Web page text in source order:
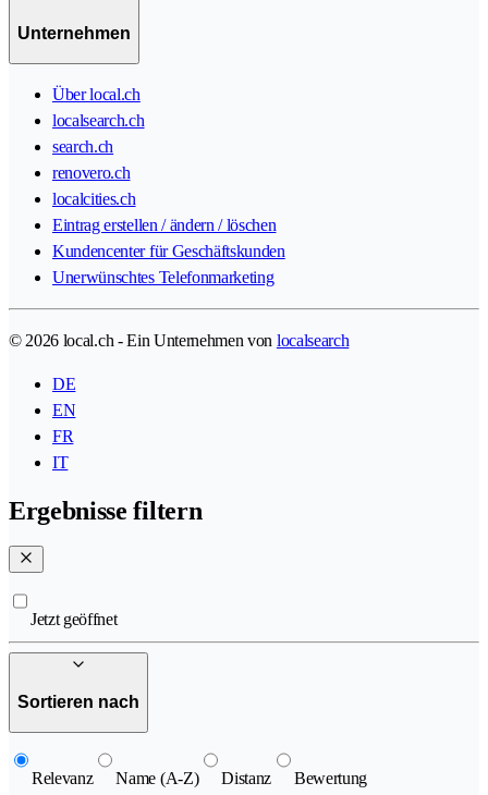
Unternehmen
Über local.ch
localsearch.ch
search.ch
renovero.ch
localcities.ch
Eintrag erstellen / ändern / löschen
Kundencenter für Geschäftskunden
Unerwünschtes Telefonmarketing
© 2026 local.ch - Ein Unternehmen von localsearch
DE
EN
FR
IT
Ergebnisse filtern
Jetzt geöffnet
Sortieren nach
Relevanz Name (A-Z) Distanz Bewertung